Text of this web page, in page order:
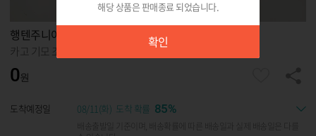
해당 상품은 판매종료 되었습니다.
확인